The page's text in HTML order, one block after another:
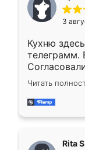
3
Кухню
телеграмм.
недели
довольны
мебель за
Читать
Rita